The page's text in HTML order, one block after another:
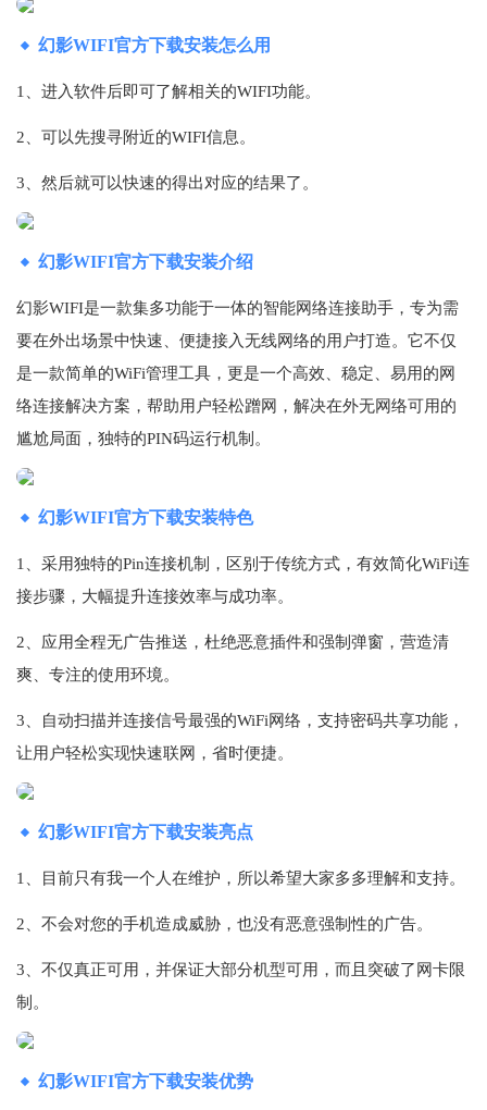
幻影WIFI官方下载安装怎么用
1、进入软件后即可了解相关的WIFI功能。
2、可以先搜寻附近的WIFI信息。
3、然后就可以快速的得出对应的结果了。
幻影WIFI官方下载安装介绍
幻影WIFI是一款集多功能于一体的智能网络连接助手，专为需
要在外出场景中快速、便捷接入无线网络的用户打造。它不仅
是一款简单的WiFi管理工具，更是一个高效、稳定、易用的网
络连接解决方案，帮助用户轻松蹭网，解决在外无网络可用的
尴尬局面，独特的PIN码运行机制。
幻影WIFI官方下载安装特色
1、采用独特的Pin连接机制，区别于传统方式，有效简化WiFi连
接步骤，大幅提升连接效率与成功率。
2、应用全程无广告推送，杜绝恶意插件和强制弹窗，营造清
爽、专注的使用环境。
3、自动扫描并连接信号最强的WiFi网络，支持密码共享功能，
让用户轻松实现快速联网，省时便捷。
幻影WIFI官方下载安装亮点
1、目前只有我一个人在维护，所以希望大家多多理解和支持。
2、不会对您的手机造成威胁，也没有恶意强制性的广告。
3、不仅真正可用，并保证大部分机型可用，而且突破了网卡限
制。
幻影WIFI官方下载安装优势